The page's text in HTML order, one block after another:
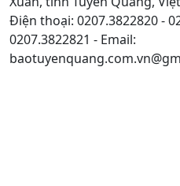
Điện thoại: 0207.3822820 -
0207.3822821 - Email: